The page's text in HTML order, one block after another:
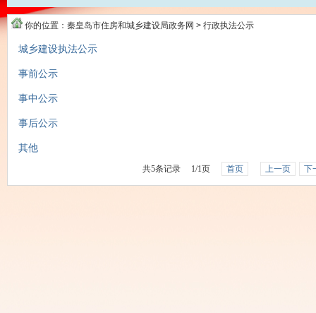
你的位置： 秦皇岛市住房和城乡建设局政务网 > 行政执法公示
城乡建设执法公示
事前公示
事中公示
事后公示
其他
共5条记录 1/1页 首页 上一页 下